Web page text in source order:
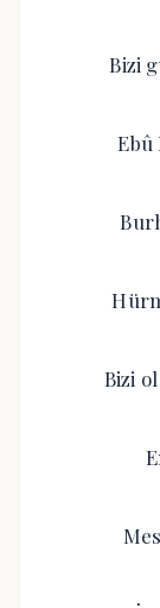
Bizi
Ebû
Bizi